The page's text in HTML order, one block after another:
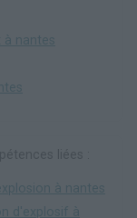
nantes
à nantes
d'explosif à